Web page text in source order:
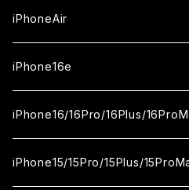
セラミックフィルム
カメラ用フィルム
iPhone17
ガラスフィルム
セラミックフィルム
iPhone17Pro
ガラスフィルム
セラミックフィルム
iPhone17proMax
ガラスフィルム
iPhoneAir
ガラスフィルム
セラミックフィルム
カメラ用フィルム
iPhone16e
ガラスフィルム
セラミックフィルム
iPhone16/16Pro/16Plus/
iPhone16
iPhone15/15Pro/15Plus/